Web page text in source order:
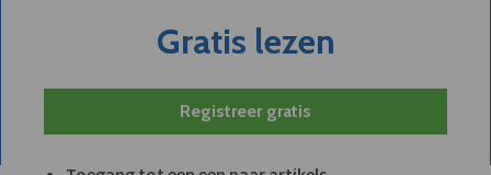
Gratis lezen
Registreer gratis